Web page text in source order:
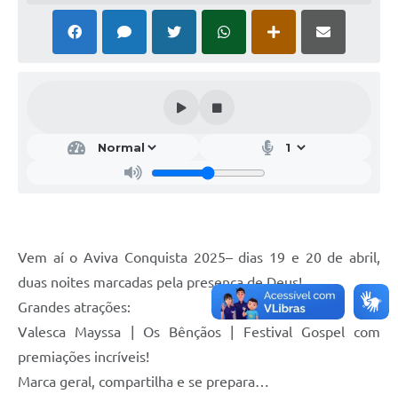
Vem aí o Aviva Conquista 2025– dias 19 e 20 de abril,
duas noites marcadas pela presença de Deus!
Grandes atrações:
Valesca Mayssa | Os Bênçãos | Festival Gospel com
premiações incríveis!
Marca geral, compartilha e se prepara…